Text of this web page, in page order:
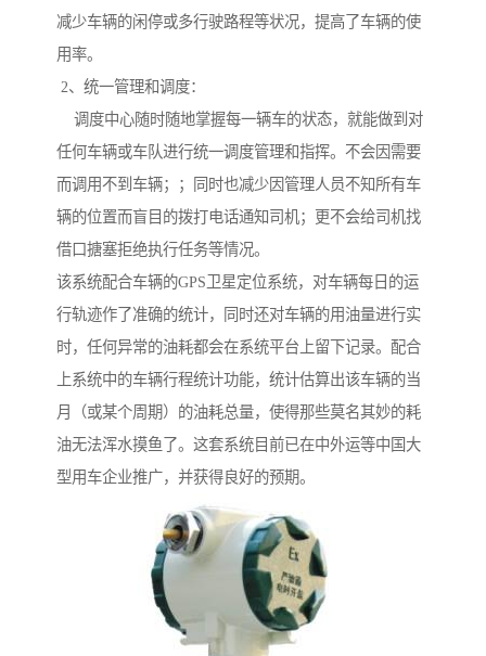
减少车辆的闲停或多行驶路程等状况，提高了车辆的使
用率。
2、统一管理和调度：
调度中心随时随地掌握每一辆车的状态，就能做到对
任何车辆或车队进行统一调度管理和指挥。不会因需要
而调用不到车辆；；同时也减少因管理人员不知所有车
辆的位置而盲目的拨打电话通知司机；更不会给司机找
借口搪塞拒绝执行任务等情况。
该系统配合车辆的GPS卫星定位系统，对车辆每日的运
行轨迹作了准确的统计，同时还对车辆的用油量进行实
时，任何异常的油耗都会在系统平台上留下记录。配合
上系统中的车辆行程统计功能，统计估算出该车辆的当
月（或某个周期）的油耗总量，使得那些莫名其妙的耗
油无法浑水摸鱼了。这套系统目前已在中外运等中国大
型用车企业推广，并获得良好的预期。